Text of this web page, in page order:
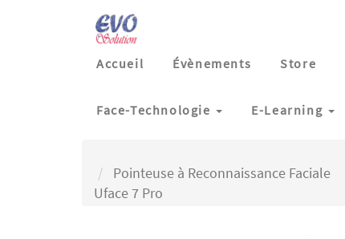
Accueil Évènements Store
Face-Technologie E-Learning
Pointeuse à Reconnaissance Faciale
Uface 7 Pro